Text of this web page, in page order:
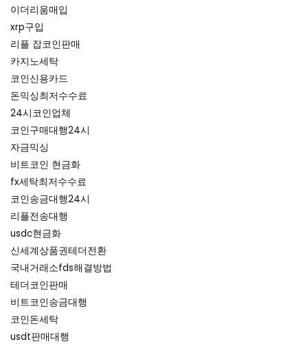
이더리움매입
xrp구입
리플 잡코인판매
카지노세탁
코인신용카드
돈믹싱최저수수료
24시코인업체
코인구매대행24시
자금믹싱
비트코인 현금화
fx세탁최저수수료
코인송금대행24시
리플전송대행
usdc현금화
신세계상품권테더전환
국내거래소fds해결방법
테더코인판매
비트코인송금대행
코인돈세탁
usdt판매대행